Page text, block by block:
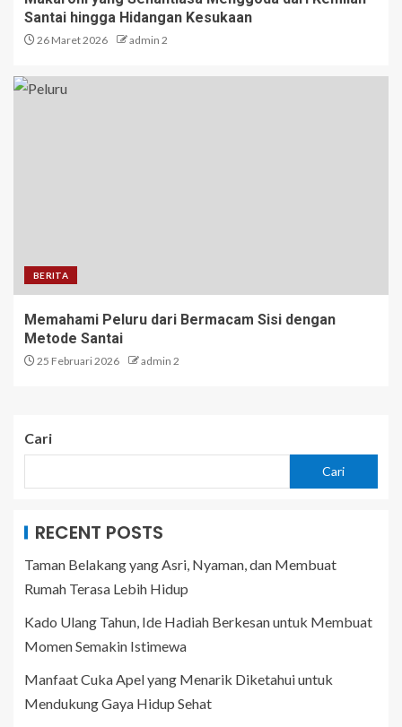
Santai hingga Hidangan Kesukaan
26 Maret 2026 admin 2
BERITA
Memahami Peluru dari Bermacam Sisi dengan
Metode Santai
25 Februari 2026 admin 2
Cari
Cari
RECENT POSTS
Taman Belakang yang Asri, Nyaman, dan Membuat
Rumah Terasa Lebih Hidup
Kado Ulang Tahun, Ide Hadiah Berkesan untuk Membuat
Momen Semakin Istimewa
Manfaat Cuka Apel yang Menarik Diketahui untuk
Mendukung Gaya Hidup Sehat